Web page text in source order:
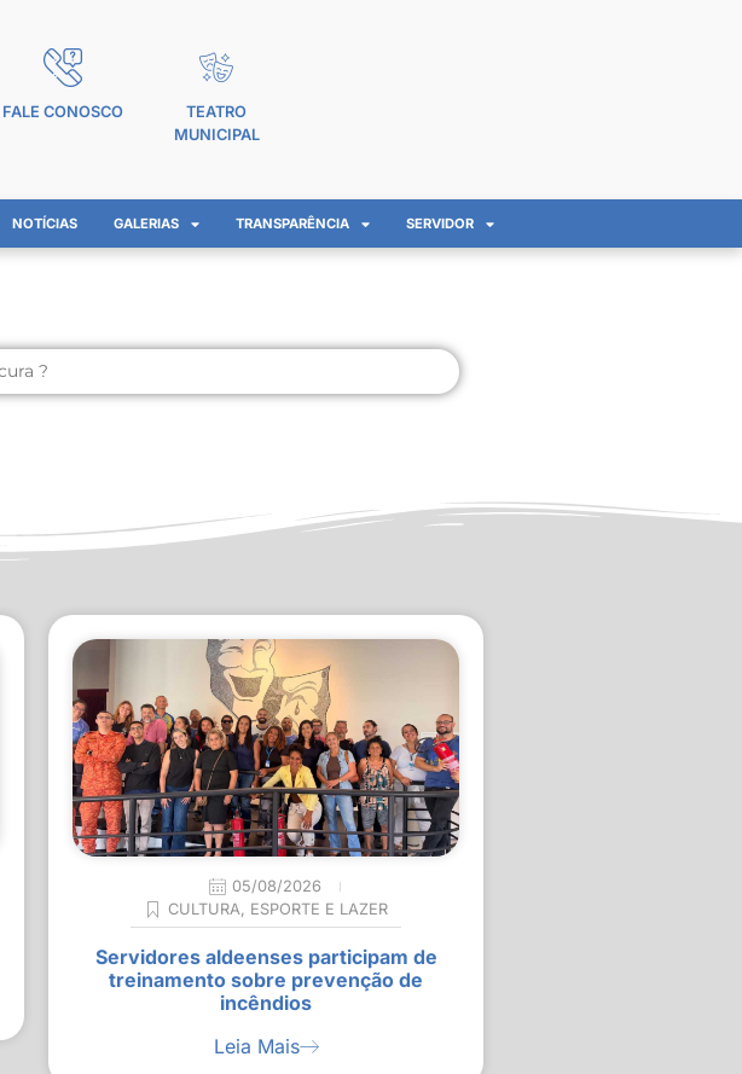
FALE CONOSCO
TEATRO
MUNICIPAL
NOTÍCIAS GALERIAS TRANSPARÊNCIA SERVIDOR
05/08/2026
CULTURA, ESPORTE E LAZER
Servidores aldeenses participam de
treinamento sobre prevenção de
incêndios
Leia Mais